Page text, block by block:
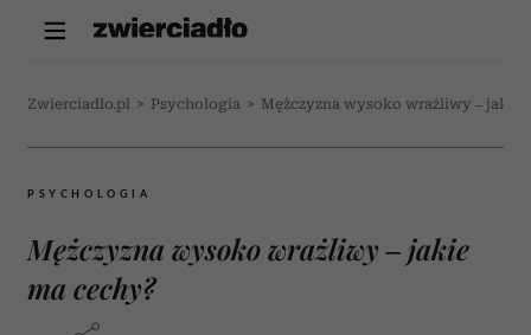
Zwierciadlo.pl > Psychologia > Mężczyzna wysoko wrażliwy – jakie
PSYCHOLOGIA
Mężczyzna wysoko wrażliwy – jakie
ma cechy?